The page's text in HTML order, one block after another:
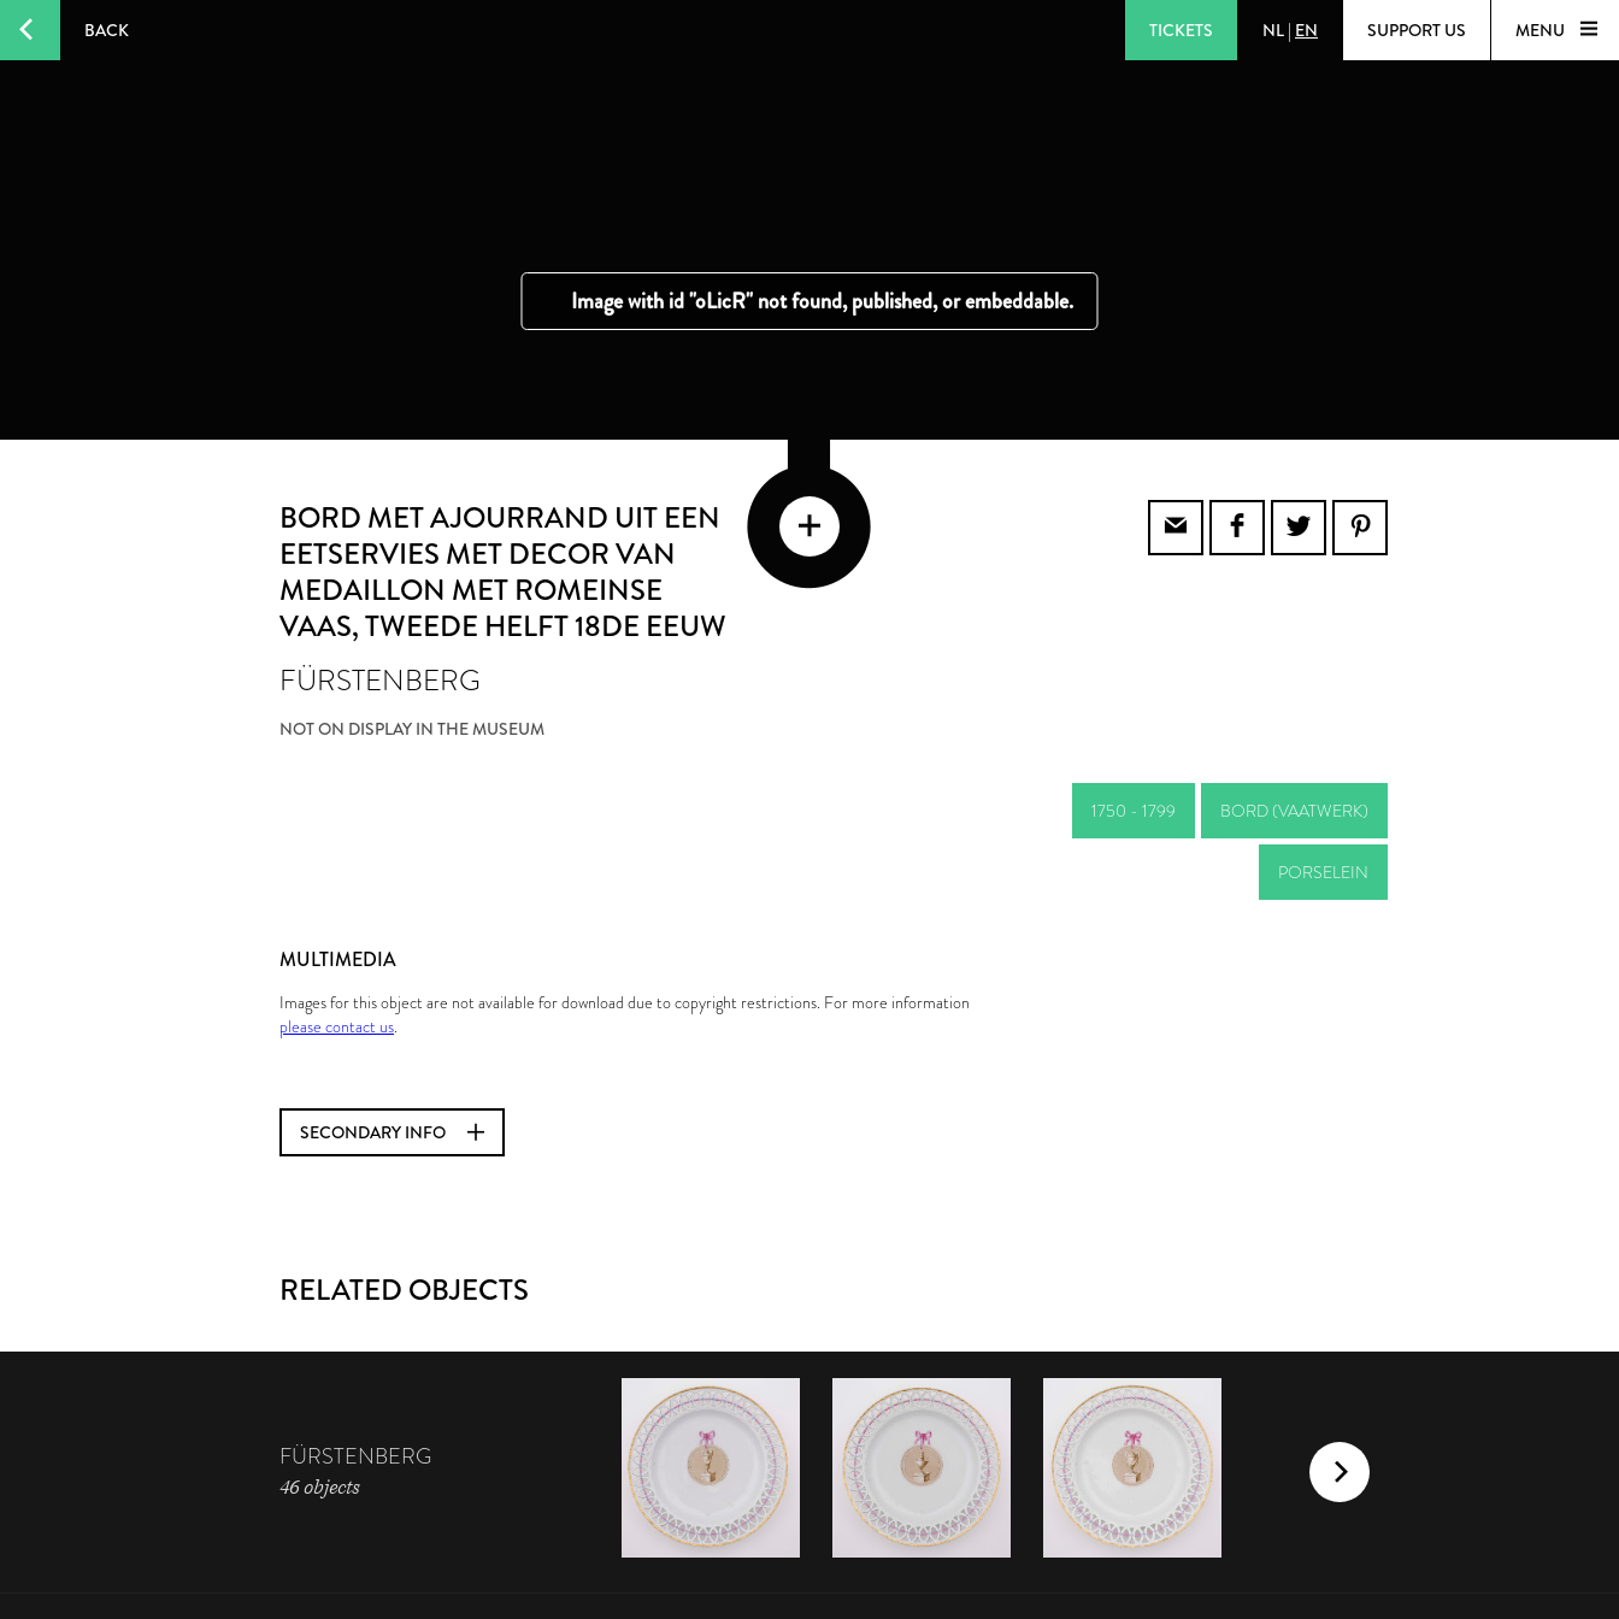
BACK TICKETS NL | EN SUPPORT US MENU
BORD MET AJOURRAND UIT EEN
EETSERVIES MET DECOR VAN
MEDAILLON MET ROMEINSE
VAAS, TWEEDE HELFT 18DE EEUW
FÜRSTENBERG
NOT ON DISPLAY IN THE MUSEUM
1750 - 1799 BORD (VAATWERK)
PORSELEIN
MULTIMEDIA
Images for this object are not available for download due to copyright restrictions. For more information
please contact us.
SECONDARY INFO
RELATED OBJECTS
FÜRSTENBERG
46 objects